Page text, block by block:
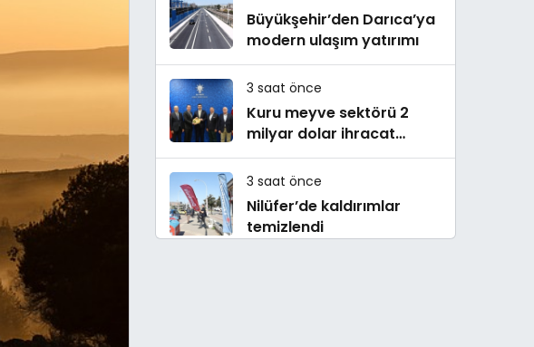
Büyükşehir’den Darıca’ya
modern ulaşım yatırımı
3 saat önce
Kuru meyve sektörü 2
milyar dolar ihracat
hedefi için Ankara’dan
destek istedi
3 saat önce
Nilüfer’de kaldırımlar
temizlendi